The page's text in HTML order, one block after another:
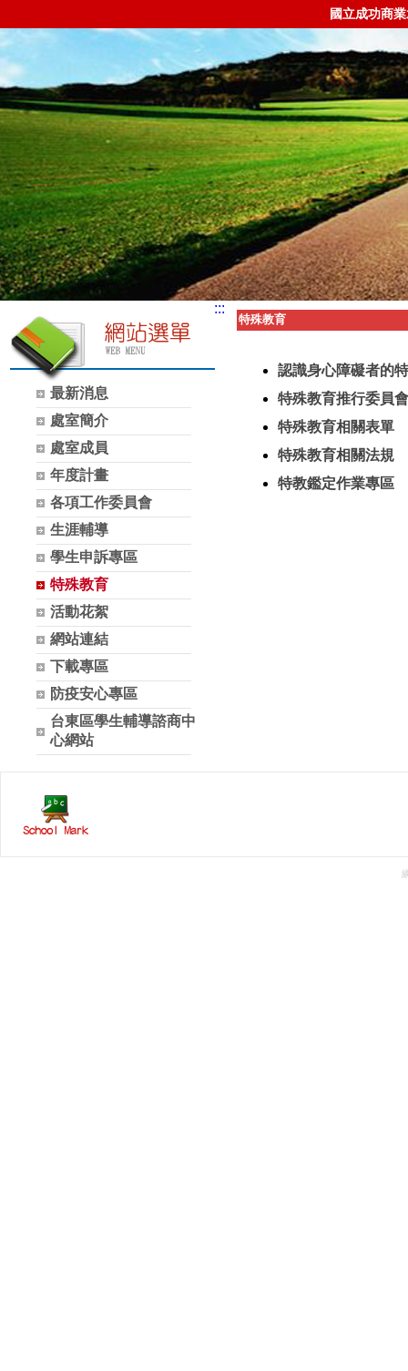
國立成功商
最新消息
處室簡介
處室成員
年度計畫
各項工作委員會
生涯輔導
學生申訴專區
特殊教育
活動花絮
網站連結
下載專區
防疫安心專區
台東區學生輔導諮商中
心網站
:::
特殊教育
認識身心障礙者的
特殊教育推行委員會
特殊教育相關表單
特殊教育相關法規
特教鑑定作業專區